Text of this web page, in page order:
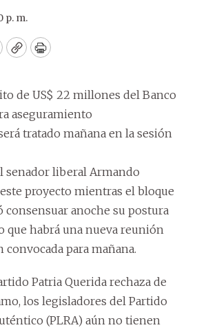
p. m.
CopyPrint
de US$ 22 millones del Banco
aseguramiento
tratado mañana en la sesión
senador liberal Armando
proyecto mientras el bloque
anoche su postura
que habrá una nueva reunión
convocada para mañana.
Patria Querida rechaza de
los legisladores del Partido
(PLRA) aún no tienen